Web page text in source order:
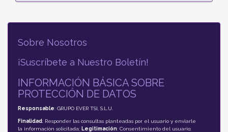
Sobre Nosotros
¡Suscríbete a Nuestro Boletín!
INFORMACIÓN BÁSICA SOBRE
PROTECCIÓN DE DATOS
Responsable: GRUPO EVER TSI, S.L.U.
Finalidad: Responder las consultas planteadas por el usuario y enviarle
la información solicitada; Legitimación: Consentimiento del usuario;